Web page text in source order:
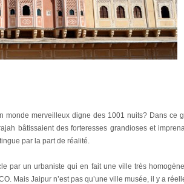
monde merveilleux digne des 1001 nuits? Dans ce
bâtissaient des forteresses grandioses et
par la part de réalité.
par un urbaniste qui en fait une ville très
Mais Jaipur n’est pas qu’une ville musée, il y a